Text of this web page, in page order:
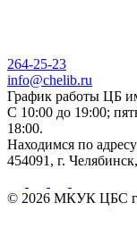
264-25-23
info@chelib.ru
График работы ЦБ
С 10:00 до 19:00;
18:00.
Находимся по
454091, г.
© 2026 МКУК ЦБС